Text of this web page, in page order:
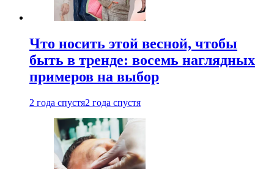
Что носить этой весной, чтобы
быть в тренде: восемь наглядных
примеров на выбор
2 года спустя2 года спустя